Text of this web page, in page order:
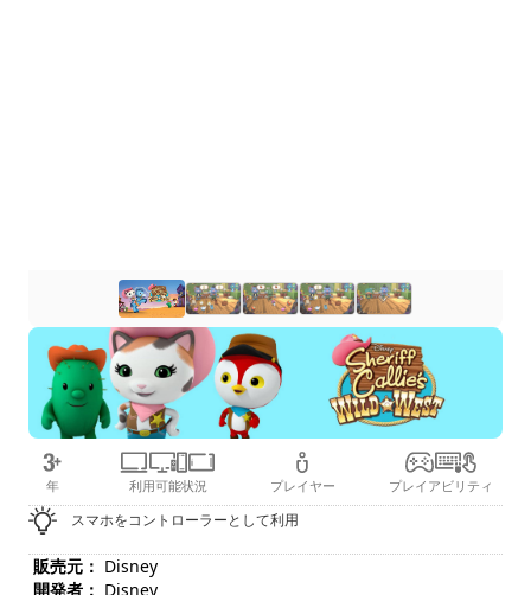
年 利用可能状況 プレイヤー プレイアビリティ
スマホをコントローラーとして利用
販売元： Disney
開発者： Disney